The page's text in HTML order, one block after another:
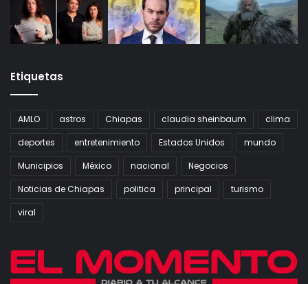
Etiquetas
AMLO astros Chiapas claudia sheinbaum
clima
deportes
entretenimiento Estados Unidos
mundo
Municipios
México nacional
Negocios
Noticias de Chiapas
politica principal
turismo
viral